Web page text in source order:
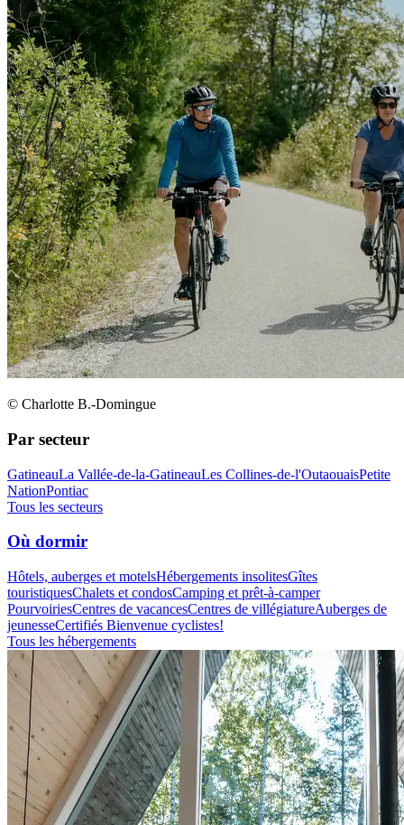
© Charlotte B.-Domingue
Par secteur
GatineauLa Vallée-de-la-GatineauLes Collines-de-l'OutaouaisPetite
NationPontiac
Tous les secteurs
Où dormir
Hôtels, auberges et motelsHébergements insolitesGîtes
touristiquesChalets et condosCamping et prêt-à-camper
PourvoiriesCentres de vacancesCentres de villégiatureAuberges de
jeunesseCertifiés Bienvenue cyclistes!
Tous les hébergements